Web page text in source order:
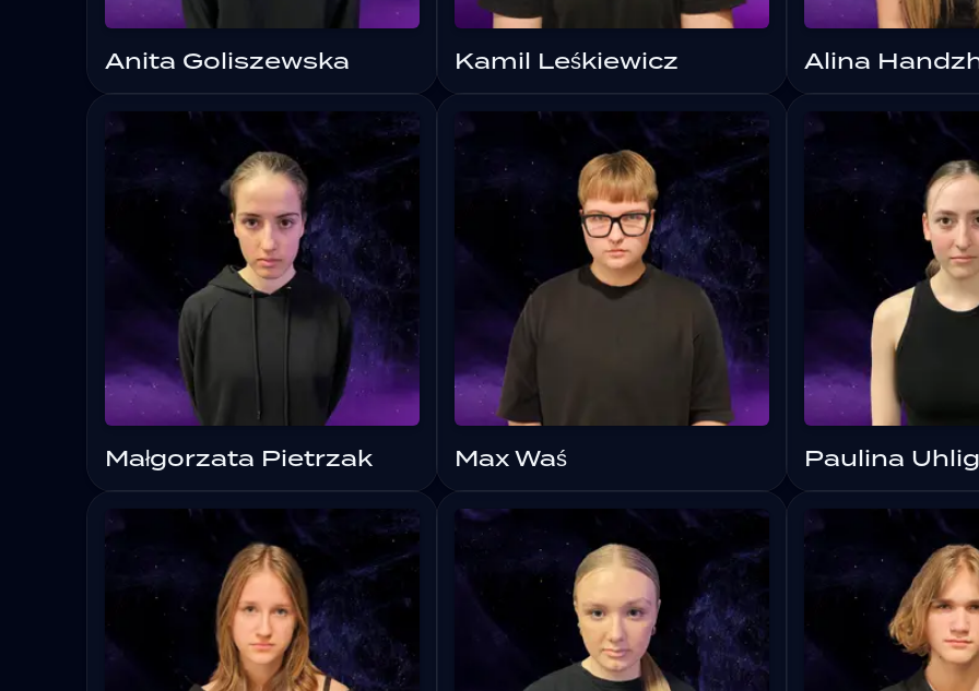
Anita Goliszewska Kamil Leśkiewicz Alina
Małgorzata Pietrzak Max Waś Paulina Uhlig